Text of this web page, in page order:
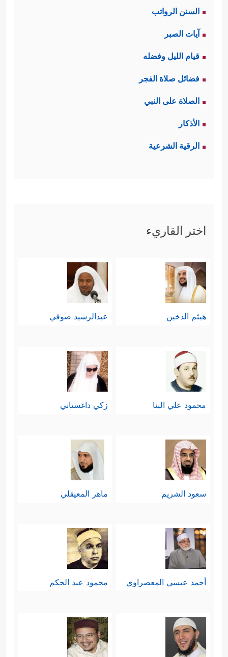
السنن الرواتب
آيات الصبر
قيام الليل وفضله
فضائل صلاة الفجر
الصلاة على النبي
الأذكار
الرقية الشرعية
اختر القاريء
هيثم الدخين عبدالرشيد صوفي
محمود علي البنا زكي داغستاني
سعود الشريم ماهر المعيقلي
أحمد عيسي المعصراوي محمود عبد الحكم